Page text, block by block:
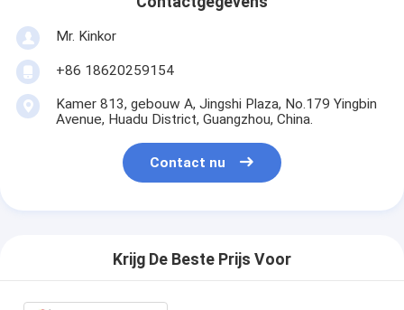
Mr. Kinkor
+86 18620259154
Kamer 813, gebouw A, Jingshi Plaza, No.179 Yingbin
Avenue, Huadu District, Guangzhou, China.
Contact nu
Krijg De Beste Prijs Voor